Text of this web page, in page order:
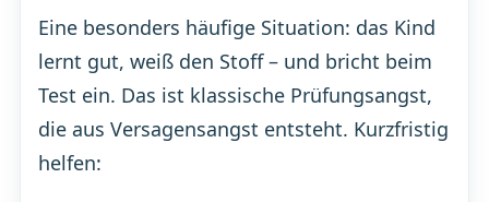
Eine besonders häufige Situation: das Kind
lernt gut, weiß den Stoff – und bricht beim
Test ein. Das ist klassische Prüfungsangst,
die aus Versagensangst entsteht. Kurzfristig
helfen: